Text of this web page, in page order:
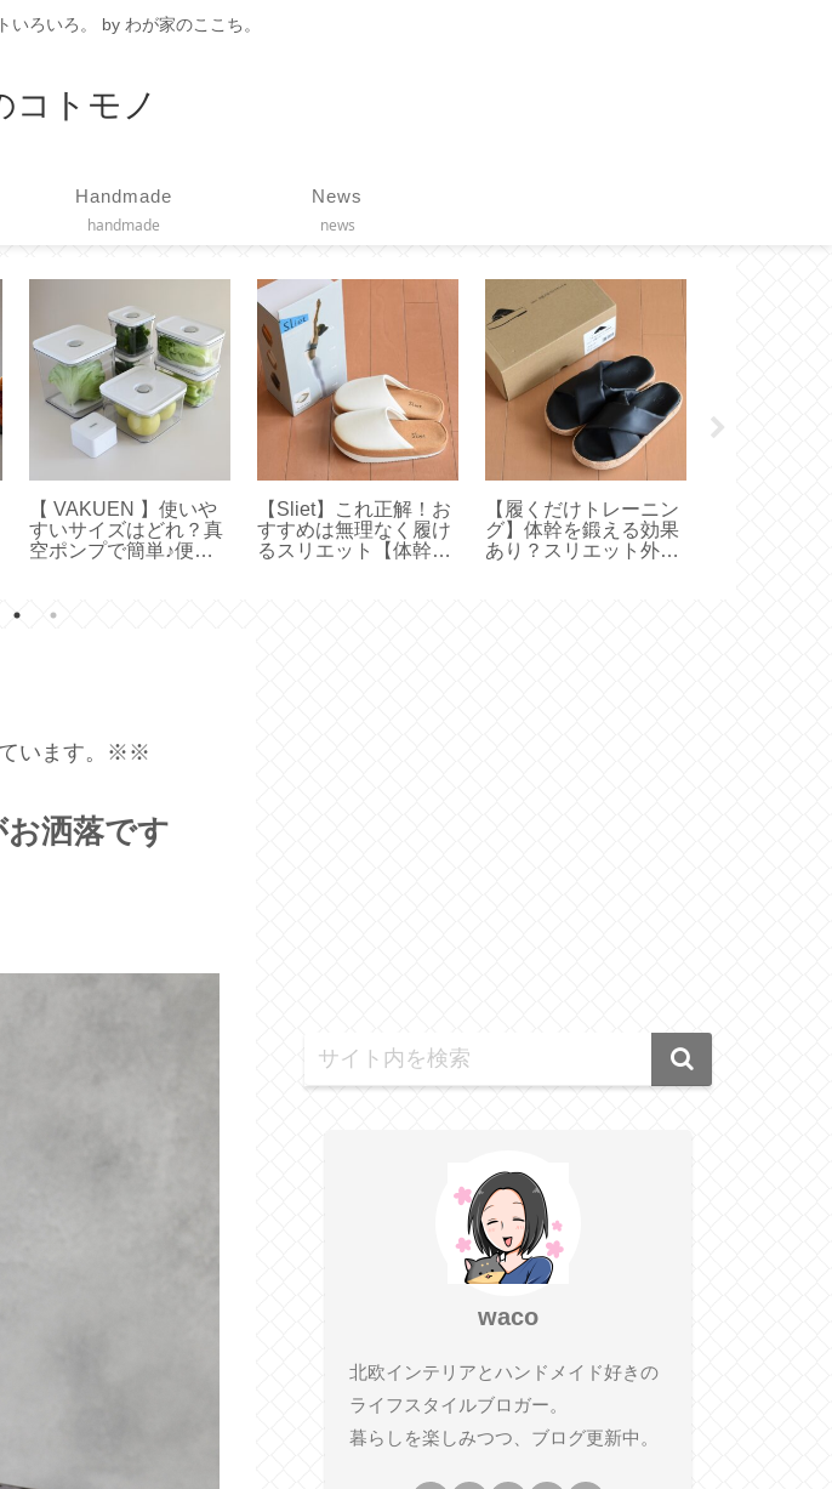
ろいろ。 by わが家のここち。
コトモノ
Handmade
handmade
News
news
【 VAKUEN 】使いや
すいサイズはどれ？真
空ポンプで簡単♪便利
【Sliet】これ正解！お
すすめは無理なく履け
るスリエット【体幹を
【履くだけトレーニン
グ】体幹を鍛える効果
あり？スリエット外履
ています。※※
お洒落です
waco
北欧インテリアとハンドメイド好きの
ライフスタイルブロガー。
暮らしを楽しみつつ、ブログ更新中。